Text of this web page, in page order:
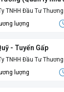
TNHH Đầu Tư
lượng
- Tuyển Gấp
TNHH Đầu Tư
lượng